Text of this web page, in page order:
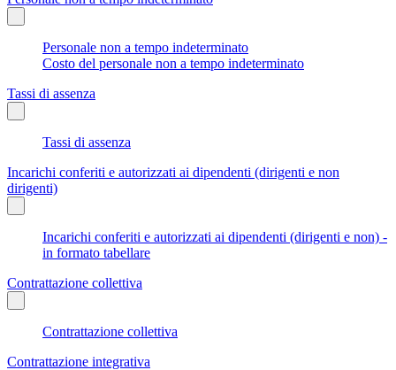
Personale non a tempo indeterminato
Costo del personale non a tempo indeterminato
Tassi di assenza
Tassi di assenza
Incarichi conferiti e autorizzati ai dipendenti (dirigenti e non
dirigenti)
Incarichi conferiti e autorizzati ai dipendenti (dirigenti e non) -
in formato tabellare
Contrattazione collettiva
Contrattazione collettiva
Contrattazione integrativa